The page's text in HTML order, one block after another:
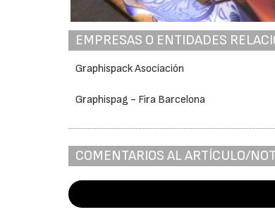
EMPRESAS O ENTIDADES
Graphispack Asociación
Graphispag - Fira Barcelona
COMENTARIOS AL ARTÍCULO/